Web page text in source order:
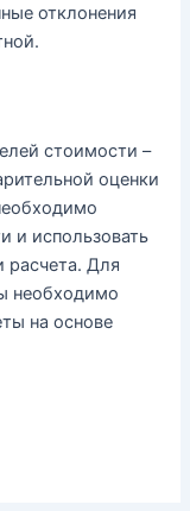
отклонения
стоимости –
оценки
и использовать
расчета. Для
необходимо
на основе